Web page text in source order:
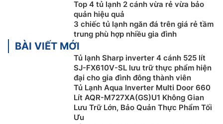
Tủ lạnh Samsung ngăn đá trên RT31CG5424B1SV
được trang bị hệ thống lọc than hoạt tính giúp làm
sạch không khí bên trong, loại bỏ vi khuẩn gây mùi hôi
khó chịu và giữ lại không khí trong lành cho thức ăn
luôn tươi ngon, trọn vị.
Top 4 tủ lạnh 2 cánh vừa rẻ vừa bảo
quản hiệu quả
3 chiếc tủ lạnh ngăn đá trên giá rẻ tầm
trung phù hợp nhiều gia đình
BÀI VIẾT MỚI
Tủ lạnh Sharp inverter 4 cánh 525 lít
SJ-FX610V-SL lưu trữ thực phẩm hiện
đại cho gia đình đông thành viên
Tủ Lạnh Aqua Inverter Multi Door 660
Lít AQR-M727XA(GS)U1 Không Gian
Lưu Trữ Lớn, Bảo Quản Thực Phẩm Tối
Ưu